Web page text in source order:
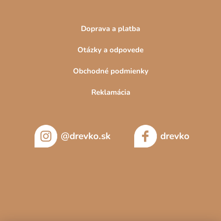
Doprava a platba
Otázky a odpovede
Obchodné podmienky
Reklamácia
@drevko.sk drevko